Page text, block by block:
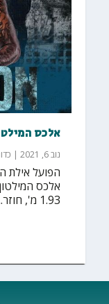
אלכס
נוב 6, 2021 |
הפועל אילת
1.93 מ', חוזר...